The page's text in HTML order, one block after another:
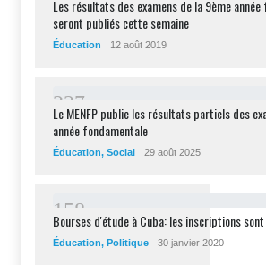
Les résultats des examens de la 9ème
seront publiés cette semaine
Éducation 12 août 2019
227
Le MENFP publie les résultats partiels des
année fondamentale
Éducation, Social 29 août 2025
1 58
Bourses d'étude à Cuba: les inscriptions
Éducation, Politique 30 janvier 2020